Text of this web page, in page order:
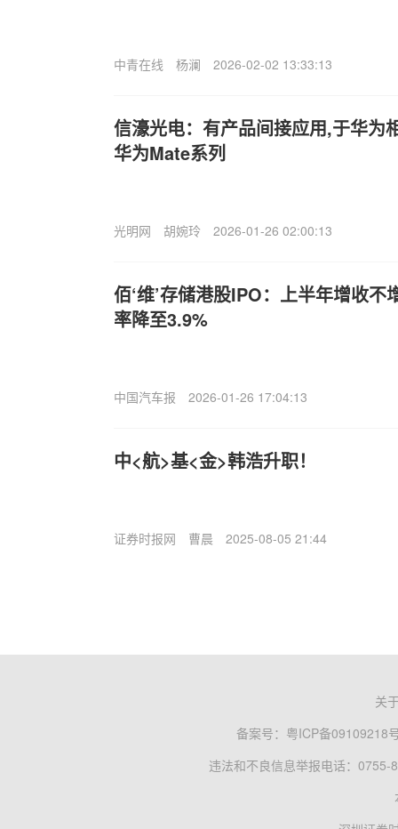
中青在线 杨澜 2026-02-02 13:33:13
信濠光电：有产品间接应用,于华为
华为Mate系列
光明网 胡婉玲 2026-01-26 02:00:13
佰‘维’存储港股IPO：上半年增收
率降至3.9%
中国汽车报 2026-01-26 17:04:13
中<航>基<金>韩浩升职！
证券时报网 曹晨 2025-08-05 21:44
关
备案号： 粤ICP备09109218
违法和不良信息举报电话：0755-